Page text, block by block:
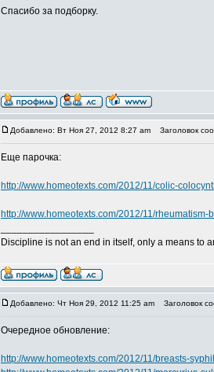
Спасибо за подборку.
Добавлено: Вт Ноя 27, 2012 8:27 am Заголовок
Еще парочка:
http://www.homeotexts.com/2012/11/colic-
http://www.homeotexts.com/2012/11/rheumatism-
Discipline is not an end in itself, only a means to
Добавлено: Чт Ноя 29, 2012 11:25 am Заголовок
Очередное обновление:
http://www.homeotexts.com/2012/11/breasts-